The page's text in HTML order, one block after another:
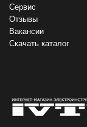
Сервис
Отзывы
Вакансии
Скачать каталог